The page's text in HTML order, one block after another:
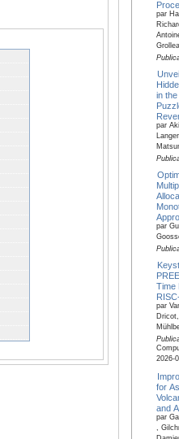
par
in the
par
par
Time
par
2026-
for
and
par
,